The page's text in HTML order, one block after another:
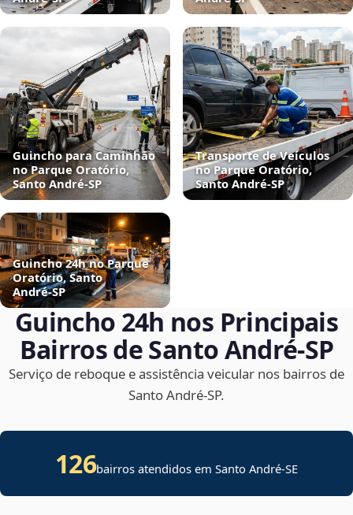
Guincho para Caminhão
no Parque Oratório,
Santo André‑SP
Transporte de Veículos
no Parque Oratório,
Santo André‑SP
Guincho 24h no Parque
Oratório, Santo
André‑SP
Guincho 24h nos Principais
Bairros de Santo André‑SP
Serviço de reboque e assistência veicular nos bairros de
Santo André‑SP.
126bairros atendidos emSanto André-SE